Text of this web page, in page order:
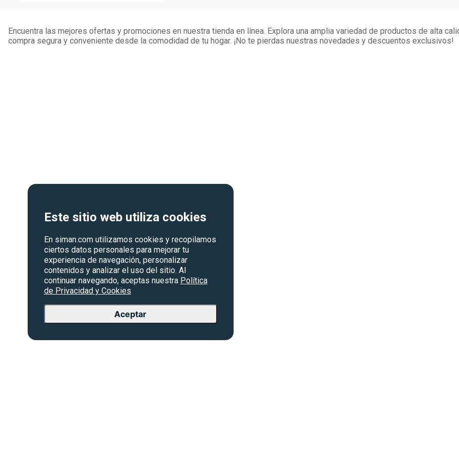
Este sitio web utiliza cookies
En siman.com utilizamos cookies y recopilamos
ciertos datos personales para mejorar tu
experiencia de navegación, personalizar
contenidos y analizar el uso del sitio. Al
continuar navegando, aceptas nuestra Política
de Privacidad y Cookies
Aceptar
Encuentra las mejores ofertas y promociones en nuestra tienda en línea. Explora una amplia variedad de productos de alta
compra segura y conveniente desde la comodidad de tu hogar. ¡No te pierdas nuestras novedades y descuentos exclusivos!